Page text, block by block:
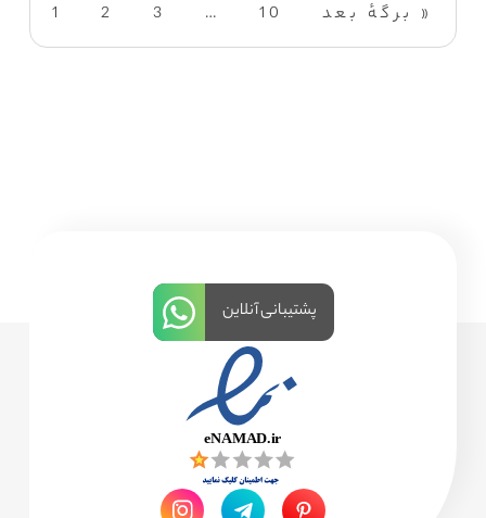
1 2 3 … 10 برگهٔ بعد »
پشتیبانی آنلاین